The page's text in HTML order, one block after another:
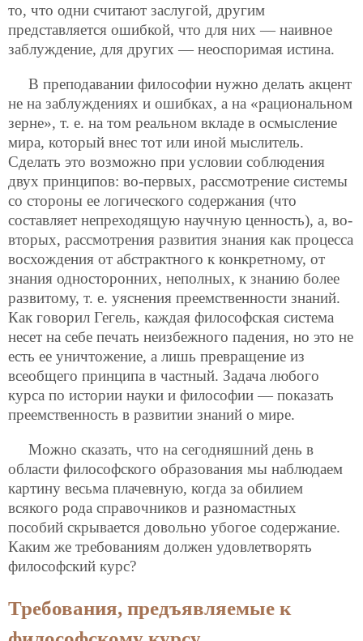
то, что одни считают заслугой, другим
представляется ошибкой, что для них — наивное
заблуждение, для других — неоспоримая истина.
В преподавании философии нужно делать акцент
не на заблуждениях и ошибках, а на «рациональном
зерне», т. е. на том реальном вкладе в осмысление
мира, который внес тот или иной мыслитель.
Сделать это возможно при условии соблюдения
двух принципов: во-первых, рассмотрение системы
со стороны ее логического содержания (что
составляет непреходящую научную ценность), а, во-
вторых, рассмотрения развития знания как процесса
восхождения от абстрактного к конкретному, от
знания односторонних, неполных, к знанию более
развитому, т. е. уяснения преемственности знаний.
Как говорил Гегель, каждая философская система
несет на себе печать неизбежного падения, но это не
есть ее уничтожение, а лишь превращение из
всеобщего принципа в частный. Задача любого
курса по истории науки и философии — показать
преемственность в развитии знаний о мире.
Можно сказать, что на сегодняшний день в
области философского образования мы наблюдаем
картину весьма плачевную, когда за обилием
всякого рода справочников и разномастных
пособий скрывается довольно убогое содержание.
Каким же требованиям должен удовлетворять
философский курс?
Требования, предъявляемые к